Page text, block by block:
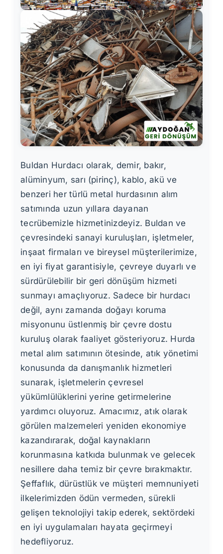
Buldan Hurdacı olarak, demir, bakır,
alüminyum, sarı (pirinç), kablo, akü ve
benzeri her türlü metal hurdasının alım
satımında uzun yıllara dayanan
tecrübemizle hizmetinizdeyiz. Buldan ve
çevresindeki sanayi kuruluşları, işletmeler,
inşaat firmaları ve bireysel müşterilerimize,
en iyi fiyat garantisiyle, çevreye duyarlı ve
sürdürülebilir bir geri dönüşüm hizmeti
sunmayı amaçlıyoruz. Sadece bir hurdacı
değil, aynı zamanda doğayı koruma
misyonunu üstlenmiş bir çevre dostu
kuruluş olarak faaliyet gösteriyoruz. Hurda
metal alım satımının ötesinde, atık yönetimi
konusunda da danışmanlık hizmetleri
sunarak, işletmelerin çevresel
yükümlülüklerini yerine getirmelerine
yardımcı oluyoruz. Amacımız, atık olarak
görülen malzemeleri yeniden ekonomiye
kazandırarak, doğal kaynakların
korunmasına katkıda bulunmak ve gelecek
nesillere daha temiz bir çevre bırakmaktır.
Şeffaflık, dürüstlük ve müşteri memnuniyeti
ilkelerimizden ödün vermeden, sürekli
gelişen teknolojiyi takip ederek, sektördeki
en iyi uygulamaları hayata geçirmeyi
hedefliyoruz.